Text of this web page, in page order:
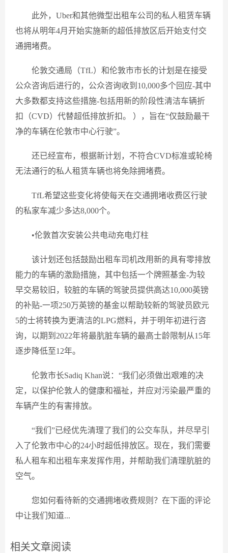
此外，Uber和其他微型出租车公司的私人租赁车辆
也将从明年4月开始实施新的超低排放区后开始支付交
通拥堵费。
伦敦交通局（TfL）和伦敦市市长的计划是在接受
公众咨询后进行的，公众咨询收到10,000多个回应-其中
大多数都支持这些措施-包括用新的阶段性清洁车辆折
扣（CVD）代替超低排放折扣。 ），旨在“仅鼓励最干
净的车辆在伦敦市中心行驶”。
还已经宣布，根据新计划，不符合CVD标准或轮椅
无法通行的私人租赁车辆也将免除拥堵费。
TfL希望这些变化将使每天在交通拥堵收费区行驶
的私家车减少多达8,000个。
•伦敦首次安装公共电动充电灯柱
该计划还包括鼓励出租车司机改用新的具有零排放
能力的车辆的激励措施，其中包括一个牌照基金-为较
早交易较旧，较脏的车辆的驾驶员提供高达10,000英镑
的补贴-一项250万英镑的基金以帮助较新的驾驶员欧元
5的士将转换为更清洁的LPG燃料，并于明年初进行咨
询，以期到2022年将最肮脏车辆的最高士龄限制从15年
逐步降低至12年。
伦敦市长Sadiq Khan说：“我们必须做出艰难的决
定，以保护伦敦人的健康和福祉，并应对污染最严重的
车辆产生的有害排放。
“我们”已经优先清理了我们的公交车队，并尽早引
入了伦敦市中心的24小时超低排放区。现在，我们需要
私人租车和出租车来发挥作用，并帮助我们清理肮脏的
空气。
您如何看待新的交通拥堵收费规则？在下面的评论
中让我们知道...
相关文章阅读